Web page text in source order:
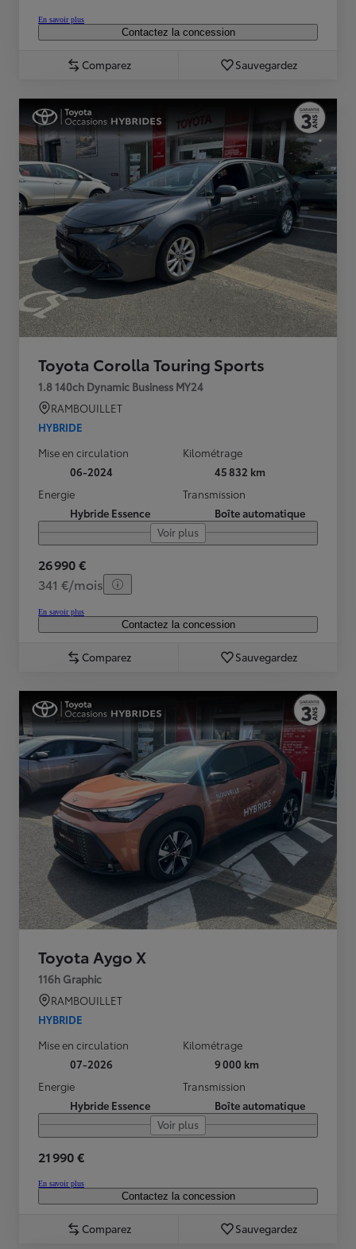
En savoir plus
Contactez la concession
Comparez Sauvegardez
Toyota Corolla Touring Sports
1.8 140ch Dynamic Business MY24
RAMBOUILLET
HYBRIDE
Mise en circulation
06-2024
Kilométrage
45 832 km
Energie
Hybride Essence
Transmission
Boîte automatique
Voir plus
26 990 €
341 €/mois
En savoir plus
Contactez la concession
Comparez Sauvegardez
Toyota Aygo X
116h Graphic
RAMBOUILLET
HYBRIDE
Mise en circulation
07-2026
Kilométrage
9 000 km
Energie
Hybride Essence
Transmission
Boîte automatique
Voir plus
21 990 €
En savoir plus
Contactez la concession
Comparez Sauvegardez